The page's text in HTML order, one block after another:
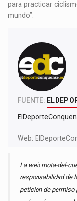
para practicar
mundo”.
FUENTE:
Web:
La web mota-del-
responsabilidad de
petición de permiso